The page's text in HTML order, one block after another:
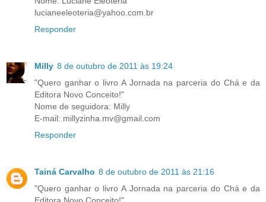
lucianeeleoteria@yahoo.com.br
Responder
Milly 8 de outubro de 2011 às 19:24
"Quero ganhar o livro A Jornada na parceria do Chá e da
Editora Novo Conceito!"
Nome de seguidora: Milly
E-mail: millyzinha.mv@gmail.com
Responder
Tainá Carvalho 8 de outubro de 2011 às 21:16
"Quero ganhar o livro A Jornada na parceria do Chá e da